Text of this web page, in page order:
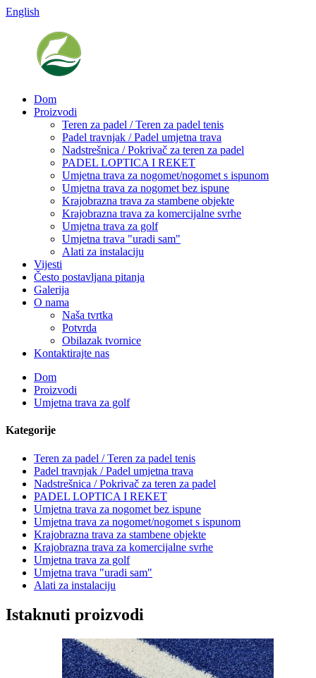
English
Dom
Proizvodi
Teren za padel / Teren za padel tenis
Padel travnjak / Padel umjetna trava
Nadstrešnica / Pokrivač za teren za padel
PADEL LOPTICA I REKET
Umjetna trava za nogomet/nogomet s ispunom
Umjetna trava za nogomet bez ispune
Krajobrazna trava za stambene objekte
Krajobrazna trava za komercijalne svrhe
Umjetna trava za golf
Umjetna trava "uradi sam"
Alati za instalaciju
Vijesti
Često postavljana pitanja
Galerija
O nama
Naša tvrtka
Potvrda
Obilazak tvornice
Kontaktirajte nas
Dom
Proizvodi
Umjetna trava za golf
Kategorije
Teren za padel / Teren za padel tenis
Padel travnjak / Padel umjetna trava
Nadstrešnica / Pokrivač za teren za padel
PADEL LOPTICA I REKET
Umjetna trava za nogomet bez ispune
Umjetna trava za nogomet/nogomet s ispunom
Krajobrazna trava za stambene objekte
Krajobrazna trava za komercijalne svrhe
Umjetna trava za golf
Umjetna trava "uradi sam"
Alati za instalaciju
Istaknuti proizvodi